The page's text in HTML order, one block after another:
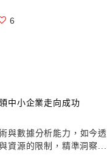
6
中小企業走向成功
與數據分析能力，如今透
資源的限制，精準洞察...